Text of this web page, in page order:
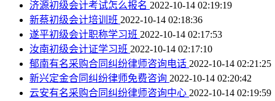
济源初级会计考试怎么报名 2022-10-14 02:19:19
新蔡初级会计培训班 2022-10-14 02:18:36
遂平初级会计职称学习班 2022-10-14 02:17:53
汝南初级会计证学习班 2022-10-14 02:17:10
郁南有名采购合同纠纷律师咨询电话 2022-10-14 02:21:25
新兴定金合同纠纷律师免费咨询 2022-10-14 02:20:42
云安有名采购合同纠纷律师咨询中心 2022-10-14 02:19:59